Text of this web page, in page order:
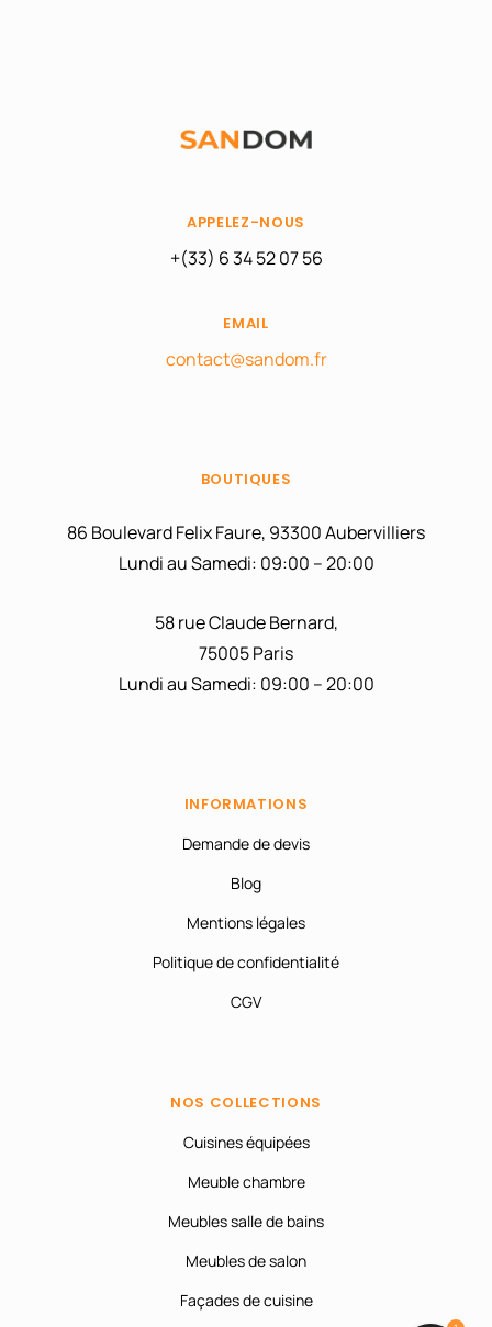
APPELEZ-NOUS
+(33) 6 34 52 07 56
EMAIL
contact@sandom.fr
BOUTIQUES
86 Boulevard Felix Faure, 93300 Aubervilliers
Lundi au Samedi: 09:00 – 20:00
58 rue Claude Bernard,
75005 Paris
Lundi au Samedi: 09:00 – 20:00
INFORMATIONS
Demande de devis
Blog
Mentions légales
Politique de confidentialité
CGV
NOS COLLECTIONS
Cuisines équipées
Meuble chambre
Meubles salle de bains
Meubles de salon
Façades de cuisine